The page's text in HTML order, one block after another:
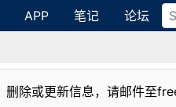
APP 笔记 论坛
删除或更新信息，请邮件至